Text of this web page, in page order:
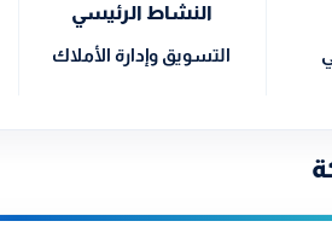
النشاط الرئيسي
التسويق وإدارة الأملاك